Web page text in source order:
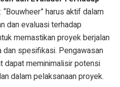
: “Bouwheer” harus aktif dalam
dan evaluasi terhadap
memastikan proyek berjalan
dan spesifikasi. Pengawasan
dapat meminimalisir potensi
dalam pelaksanaan proyek.